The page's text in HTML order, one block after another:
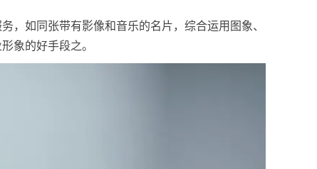
，如同张带有影像和音乐的名片，综合运用图象、
象的好手段之。